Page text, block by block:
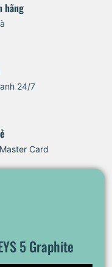
hãng
24/7
Card
5 Graphite